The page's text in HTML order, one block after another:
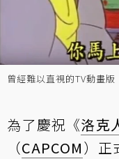
曾經難以直視的TV動畫版
為了慶祝《洛克
（CAPCOM）正